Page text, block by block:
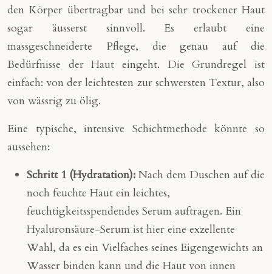
den Körper übertragbar und bei sehr trockener Haut
sogar äusserst sinnvoll. Es erlaubt eine
massgeschneiderte Pflege, die genau auf die
Bedürfnisse der Haut eingeht. Die Grundregel ist
einfach: von der leichtesten zur schwersten Textur, also
von wässrig zu ölig.
Eine typische, intensive Schichtmethode könnte so
aussehen:
Schritt 1 (Hydratation): Nach dem Duschen auf die
noch feuchte Haut ein leichtes,
feuchtigkeitsspendendes Serum auftragen. Ein
Hyaluronsäure-Serum ist hier eine exzellente
Wahl, da es ein Vielfaches seines Eigengewichts an
Wasser binden kann und die Haut von innen